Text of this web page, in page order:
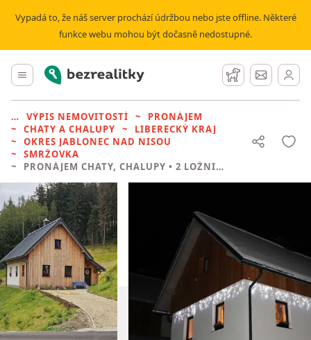
Vypadá to, že náš server prochází údržbou nebo jste offline. Některé
funkce webu mohou být dočasně nedostupné.
Hlavní menu
Bezrealitky Hlídací pes
Zprávy
VÝPIS NEMOVITOSTÍ
PRONÁJEM
CHATY A CHALUPY
LIBERECKÝ KRAJ
OKRES JABLONEC NAD NISOU
SMRŽOVKA
PRONÁJEM CHATY, CHALUPY • 2 LOŽNICE BEZ REALITKY